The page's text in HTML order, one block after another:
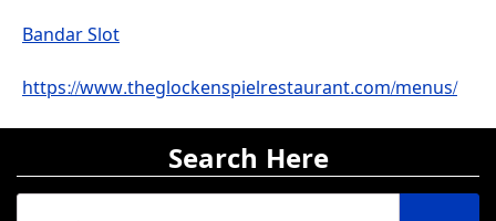
Bandar Slot
https://www.theglockenspielrestaurant.com/menus/
Search Here
Search